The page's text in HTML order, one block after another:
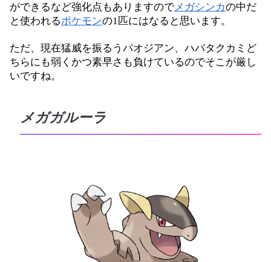
ができるなど強化点もありますのでメガシンカの中だ
と使われるポケモンの1匹にはなると思います。
ただ、現在猛威を振るうパオジアン、ハバタクカミど
ちらにも弱くかつ素早さも負けているのでそこが厳し
いですね。
メガガルーラ